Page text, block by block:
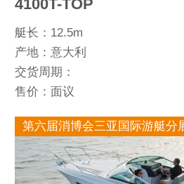
4100T-TOP
艇长：12.5m
产地：意大利
交货周期：
售价：面议
第六届消博会三亚国际游艇分